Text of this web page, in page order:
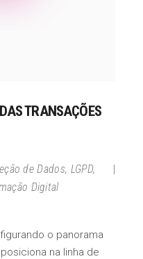
TRANSAÇÕES
de Dados, LGPD,
Digital
o panorama
na linha de